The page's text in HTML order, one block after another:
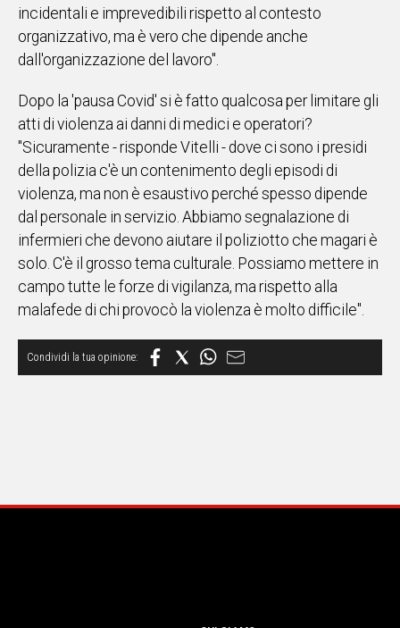
incidentali e imprevedibili rispetto al contesto
organizzativo, ma è vero che dipende anche
dall'organizzazione del lavoro".
Dopo la 'pausa Covid' si è fatto qualcosa per limitare gli
atti di violenza ai danni di medici e operatori?
"Sicuramente - risponde Vitelli - dove ci sono i presidi
della polizia c'è un contenimento degli episodi di
violenza, ma non è esaustivo perché spesso dipende
dal personale in servizio. Abbiamo segnalazione di
infermieri che devono aiutare il poliziotto che magari è
solo. C'è il grosso tema culturale. Possiamo mettere in
campo tutte le forze di vigilanza, ma rispetto alla
malafede di chi provocò la violenza è molto difficile".